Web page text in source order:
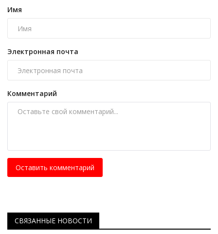
Имя
Электронная почта
Комментарий
Оставить комментарий
СВЯЗАННЫЕ НОВОСТИ